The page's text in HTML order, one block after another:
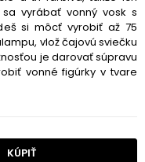
vyrábať vonný vosk s
si môcť vyrobiť až 75
vlož čajovú sviečku
je darovať súpravu
vonné figúrky v tvare
KÚPIŤ